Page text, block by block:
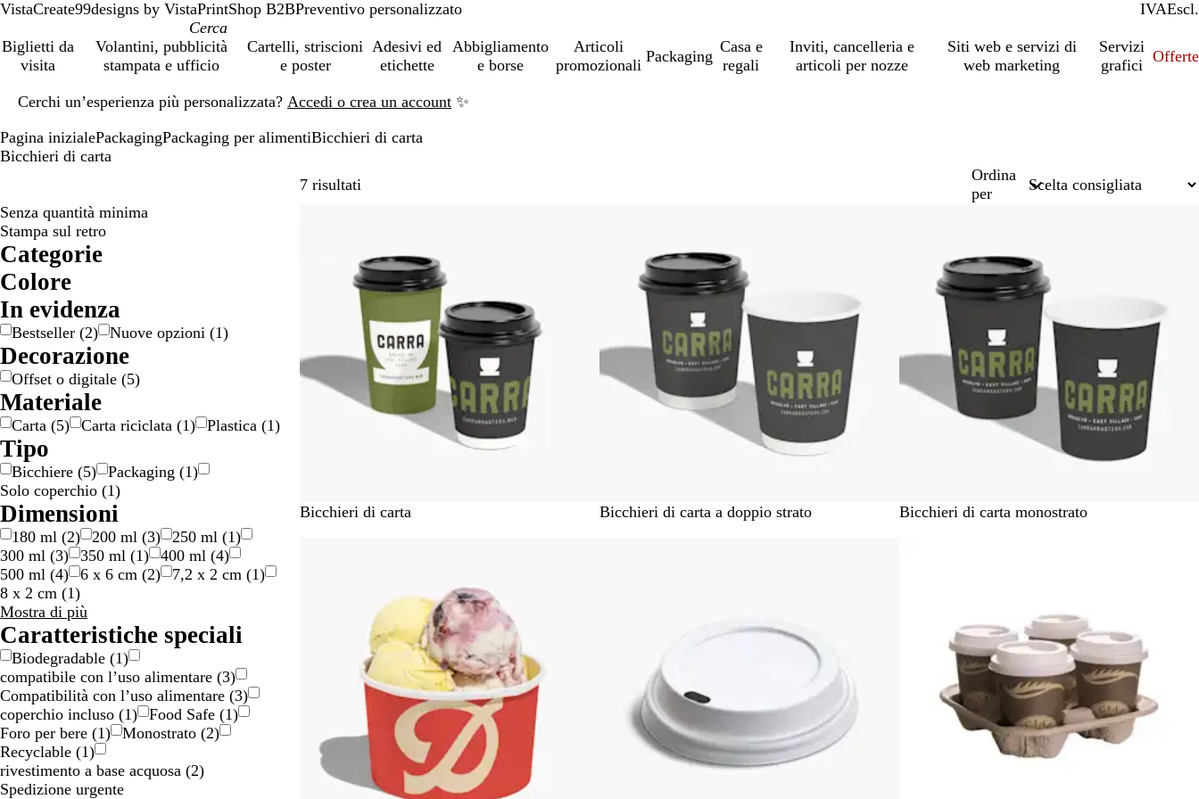
VistaCreate99designs by VistaPrintShop B2BPreventivo personalizzato IVAIncl.
Escl.
Biglietti da
visita
Volantini, pubblicità
stampata e ufficio
Cartelli, striscioni
e poster
Adesivi ed
etichette
Abbigliamento
e borse
Articoli
promozionali
Packaging
Casa e
regali
Inviti, cancelleria e
articoli per nozze
Siti web e servizi di
web marketing
Servizi
grafici
Offerte
Cerchi un’esperienza più personalizzata? Accedi o crea un account ✨
1
Pagina inizialePackagingPackaging per alimentiBicchieri di carta
Bicchieri di carta
7 risultati
Ordina
per
Senza quantità minima
Stampa sul retro
Categorie
Colore
B
i
n
c
o
N
e
o
In evidenza
Bestseller (2) Nuove opzioni (1)
Decorazione
Offset o digitale (5)
Materiale
Carta (5) Carta riciclata (1) Plastica (1)
Tipo
Bicchiere (5) Packaging (1)
Solo coperchio (1)
Dimensioni
180 ml (2) 200 ml (3) 250 ml (1)
300 ml (3) 350 ml (1) 400 ml (4)
500 ml (4) 6 x 6 cm (2) 7,2 x 2 cm (1)
8 x 2 cm (1)
Mostra di più
scelte
Caratteristiche speciali
Biodegradable (1)
compatibile con l’uso alimentare (3)
Compatibilità con l’uso alimentare (3)
coperchio incluso (1) Food Safe (1)
Foro per bere (1) Monostrato (2)
Recyclable (1)
rivestimento a base acquosa (2)
Spedizione urgente
B
Bicchieri di carta
B
Bicchieri di carta a doppio strato
B
Bicchieri di carta monostrato